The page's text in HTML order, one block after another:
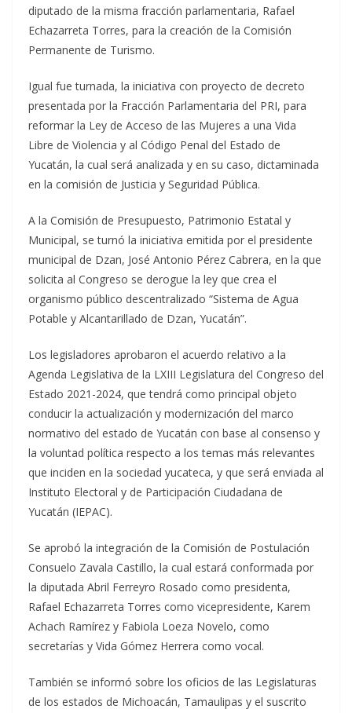
diputado de la misma fracción parlamentaria, Rafael
Echazarreta Torres, para la creación de la Comisión
Permanente de Turismo.
Igual fue turnada, la iniciativa con proyecto de decreto
presentada por la Fracción Parlamentaria del PRI, para
reformar la Ley de Acceso de las Mujeres a una Vida
Libre de Violencia y al Código Penal del Estado de
Yucatán, la cual será analizada y en su caso, dictaminada
en la comisión de Justicia y Seguridad Pública.
A la Comisión de Presupuesto, Patrimonio Estatal y
Municipal, se turnó la iniciativa emitida por el presidente
municipal de Dzan, José Antonio Pérez Cabrera, en la que
solicita al Congreso se derogue la ley que crea el
organismo público descentralizado “Sistema de Agua
Potable y Alcantarillado de Dzan, Yucatán”.
Los legisladores aprobaron el acuerdo relativo a la
Agenda Legislativa de la LXIII Legislatura del Congreso del
Estado 2021-2024, que tendrá como principal objeto
conducir la actualización y modernización del marco
normativo del estado de Yucatán con base al consenso y
la voluntad política respecto a los temas más relevantes
que inciden en la sociedad yucateca, y que será enviada al
Instituto Electoral y de Participación Ciudadana de
Yucatán (IEPAC).
Se aprobó la integración de la Comisión de Postulación
Consuelo Zavala Castillo, la cual estará conformada por
la diputada Abril Ferreyro Rosado como presidenta,
Rafael Echazarreta Torres como vicepresidente, Karem
Achach Ramírez y Fabiola Loeza Novelo, como
secretarías y Vida Gómez Herrera como vocal.
También se informó sobre los oficios de las Legislaturas
de los estados de Michoacán, Tamaulipas y el suscrito